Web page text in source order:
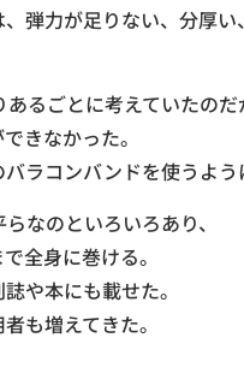
弾力が足りない、分厚い
るごとに考えていたのだ
きなかった。
ラコンバンドを使うよう
なのといろいろあり、
全身に巻ける。
や本にも載せた。
も増えてきた。